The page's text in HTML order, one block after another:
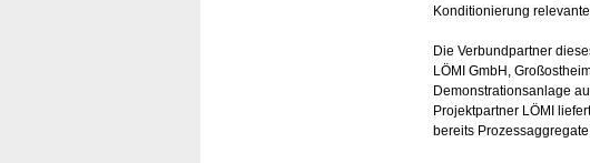
Konditionierung
Die Verbundpartner
LÖMI GmbH,
Demonstrationsanlage
Projektpartner LÖMI
bereits